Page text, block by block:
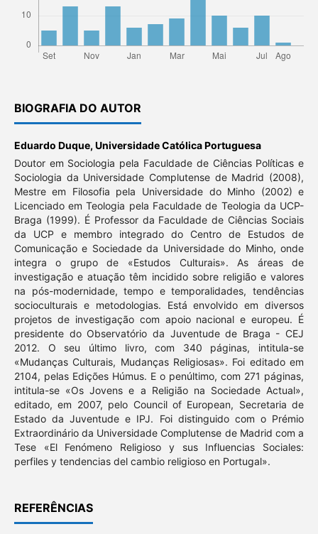
BIOGRAFIA DO AUTOR
Eduardo Duque, Universidade Católica Portuguesa
Doutor em Sociologia pela Faculdade de Ciências Políticas e
Sociologia da Universidade Complutense de Madrid (2008),
Mestre em Filosofia pela Universidade do Minho (2002) e
Licenciado em Teologia pela Faculdade de Teologia da UCP-
Braga (1999). É Professor da Faculdade de Ciências Sociais
da UCP e membro integrado do Centro de Estudos de
Comunicação e Sociedade da Universidade do Minho, onde
integra o grupo de «Estudos Culturais». As áreas de
investigação e atuação têm incidido sobre religião e valores
na pós-modernidade, tempo e temporalidades, tendências
socioculturais e metodologias. Está envolvido em diversos
projetos de investigação com apoio nacional e europeu. É
presidente do Observatório da Juventude de Braga - CEJ
2012. O seu último livro, com 340 páginas, intitula-se
«Mudanças Culturais, Mudanças Religiosas». Foi editado em
2104, pelas Edições Húmus. E o penúltimo, com 271 páginas,
intitula-se «Os Jovens e a Religião na Sociedade Actual»,
editado, em 2007, pelo Council of European, Secretaria de
Estado da Juventude e IPJ. Foi distinguido com o Prémio
Extraordinário da Universidade Complutense de Madrid com a
Tese «El Fenómeno Religioso y sus Influencias Sociales:
perfiles y tendencias del cambio religioso en Portugal».
REFERÊNCIAS